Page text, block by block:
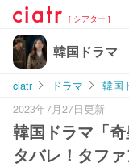
[ シアター ]
韓国ドラマ
ciatr ドラマ 韓国
2023年7月27日更新
韓国ドラマ「
タバレ！タフ